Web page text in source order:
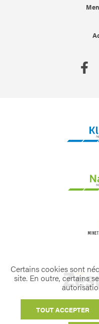
Certains cookies sont
site. En outre, certains
TOUT ACCEPTER